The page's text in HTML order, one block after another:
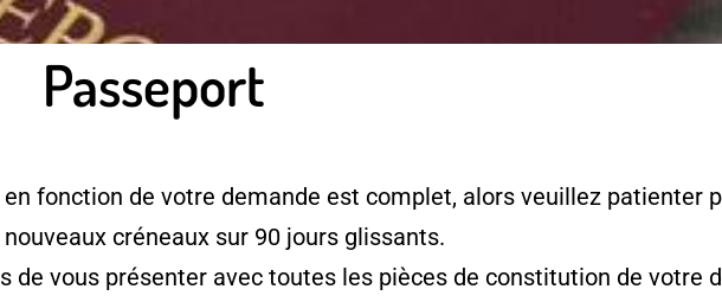
Passeport
fonction de votre demande est complet, alors veuillez patienter
créneaux sur 90 jours glissants.
de vous présenter avec toutes les pièces de constitution de votre